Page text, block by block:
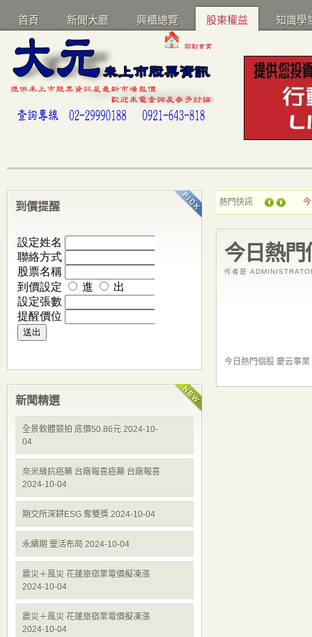
首頁 新聞大廳 興櫃總覽 股東權益 知識學
熱門快訊
今日熱門
作者是
今日熱門個股 慶云事
到價提醒
新聞精選
全景軟體競拍 底價50.86元 2024-10-
04
奈米級抗癌藥 台廠報喜癌藥 台廠報喜
2024-10-04
期交所深耕ESG 奪雙獎 2024-10-04
永續期 靈活布局 2024-10-04
震災＋風災 花蓮旅宿業電價擬凍漲
2024-10-04
震災＋風災 花蓮旅宿業電價擬凍漲
2024-10-04